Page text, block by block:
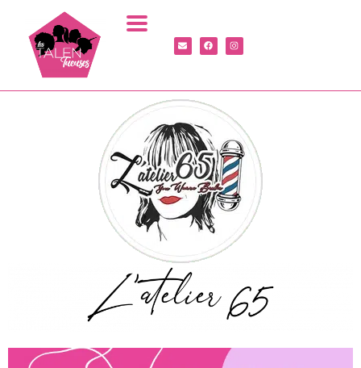
Panneau de gestion des cookies